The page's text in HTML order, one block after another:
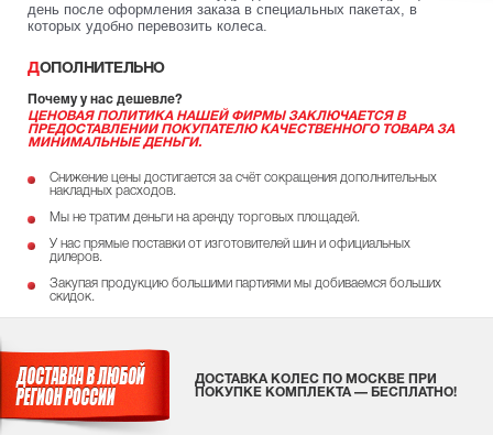
день после оформления заказа в специальных пакетах, в
которых удобно перевозить колеса.
ДОПОЛНИТЕЛЬНО
Почему у нас дешевле?
ЦЕНОВАЯ ПОЛИТИКА НАШЕЙ ФИРМЫ ЗАКЛЮЧАЕТСЯ В
ПРЕДОСТАВЛЕНИИ ПОКУПАТЕЛЮ КАЧЕСТВЕННОГО ТОВАРА ЗА
МИНИМАЛЬНЫЕ ДЕНЬГИ.
Снижение цены достигается за счёт сокращения дополнительных
накладных расходов.
Мы не тратим деньги на аренду торговых площадей.
У нас прямые поставки от изготовителей шин и официальных
дилеров.
Закупая продукцию большими партиями мы добиваемся больших
скидок.
ДОСТАВКА КОЛЕС ПО МОСКВЕ ПРИ
ПОКУПКЕ КОМПЛЕКТА — БЕСПЛАТНО!